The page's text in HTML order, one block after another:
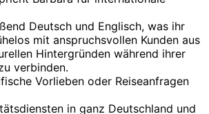
Deutsch und Englisch, was ihr
mit anspruchsvollen Kunden aus
Hintergründen während ihrer
verbinden.
Vorlieben oder Reiseanfragen
in ganz Deutschland und